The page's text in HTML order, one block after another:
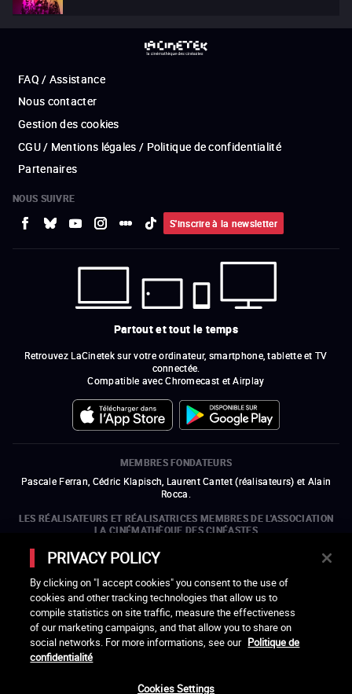
FAQ / Assistance
Nous contacter
Gestion des cookies
CGU / Mentions légales / Politique de confidentialité
Partenaires
NOUS SUIVRE
S'inscrire à la newsletter
Partout et tout le temps
Retrouvez LaCinetek sur votre ordinateur, smartphone, tablette et TV
connectée.
Compatible avec Chromecast et Airplay
MEMBRES FONDATEURS
Pascale Ferran, Cédric Klapisch, Laurent Cantet (réalisateurs) et Alain
Rocca.
LES RÉALISATEURS ET RÉALISATRICES MEMBRES DE L'ASSOCIATION
LA CINÉMATHÈQUE DES CINÉASTES
Olivier Assayas, Bertrand Bonello, Michel Hazanavicius (représentant de
l'ARP), Rebecca Zlotowski et Mikael Buch (représentant de la SRF)
LES ORGANISMES MEMBRES DE L'ASSOCIATION LA CINÉMATHÈQUE
DES CINÉASTES
PRIVACY POLICY
By clicking on "I accept cookies" you consent to the use of
cookies and other tracking technologies that allow us to
compile statistics on site traffic, measure the effectiveness
of our marketing campaigns, and that allow you to share on
social networks. For more informations, see our Politique de
confidentialité
Cookies Settings